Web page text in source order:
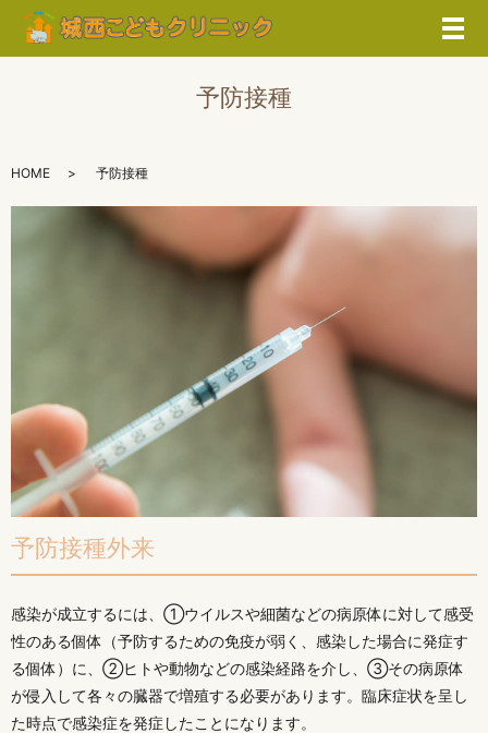
メ
予防接種
HOME 予防接種
予防接種外来
感染が成立するには、①ウイルスや細菌などの病原体に対して感受
性のある個体（予防するための免疫が弱く、感染した場合に発症す
る個体）に、②ヒトや動物などの感染経路を介し、③その病原体
が侵入して各々の臓器で増殖する必要があります。臨床症状を呈し
た時点で感染症を発症したことになります。